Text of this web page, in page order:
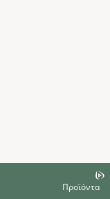
Προϊόντα